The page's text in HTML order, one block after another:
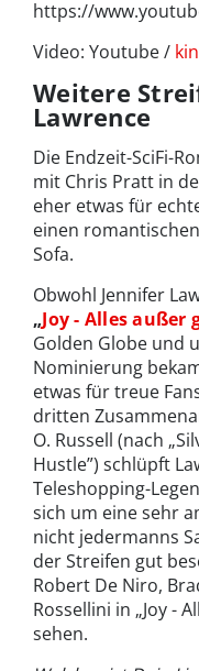
https://
Video: Youtube /
Weitere
Lawrence
Die Endzeit-SciFi-
mit Chris Pratt in
eher etwas für
einen
Sofa.
Obwohl Jennifer
„Joy - Alles außer
Golden Globe und
Nominierung
etwas für treue
dritten
O. Russell (nach
Hustle”) schlüpft
Teleshopping-
sich um eine sehr
nicht jedermanns
der Streifen gut
Robert De Niro,
Rossellini in „Joy -
sehen.